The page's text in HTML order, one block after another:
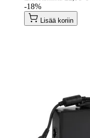
-18%
Lisää koriin